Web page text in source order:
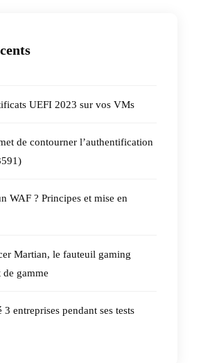
UEFI 2023 sur vos VMs
de contourner l’authentification
WAF ? Principes et mise en
Martian, le fauteuil gaming
gamme
3 entreprises pendant ses tests